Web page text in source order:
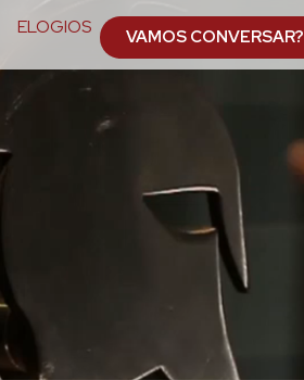
ELOGIOS VAMOS CONVERSAR?